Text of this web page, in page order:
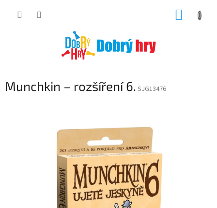
Munchkin – rozšíření 6. SJG13476